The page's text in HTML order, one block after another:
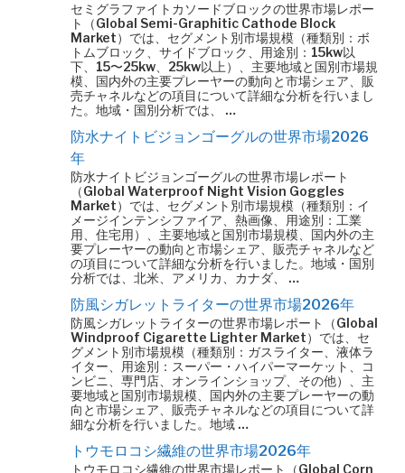
セミグラファイトカソードブロックの世界市場レポー
ト（Global Semi-Graphitic Cathode Block
Market）では、セグメント別市場規模（種類別：ボ
トムブロック、サイドブロック、用途別：15kw以
下、15〜25kw、25kw以上）、主要地域と国別市場規
模、国内外の主要プレーヤーの動向と市場シェア、販
売チャネルなどの項目について詳細な分析を行いまし
た。地域・国別分析では、 …
防水ナイトビジョンゴーグルの世界市場2026
年
防水ナイトビジョンゴーグルの世界市場レポート
（Global Waterproof Night Vision Goggles
Market）では、セグメント別市場規模（種類別：イ
メージインテンシファイア、熱画像、用途別：工業
用、住宅用）、主要地域と国別市場規模、国内外の主
要プレーヤーの動向と市場シェア、販売チャネルなど
の項目について詳細な分析を行いました。地域・国別
分析では、北米、アメリカ、カナダ、 …
防風シガレットライターの世界市場2026年
防風シガレットライターの世界市場レポート（Global
Windproof Cigarette Lighter Market）では、セ
グメント別市場規模（種類別：ガスライター、液体ラ
イター、用途別：スーパー・ハイパーマーケット、コ
ンビニ、専門店、オンラインショップ、その他）、主
要地域と国別市場規模、国内外の主要プレーヤーの動
向と市場シェア、販売チャネルなどの項目について詳
細な分析を行いました。地域 …
トウモロコシ繊維の世界市場2026年
トウモロコシ繊維の世界市場レポート（Global Corn